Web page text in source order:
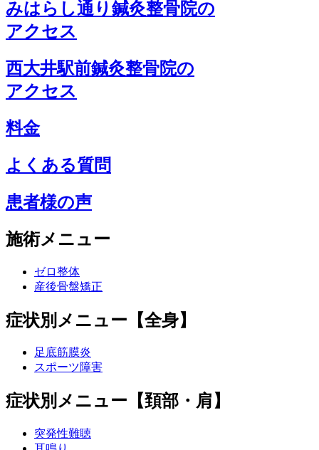
みはらし通り鍼灸整骨院の
アクセス
西大井駅前鍼灸整骨院の
アクセス
料金
よくある質問
患者様の声
施術メニュー
ゼロ整体
産後骨盤矯正
症状別メニュー【全身】
足底筋膜炎
スポーツ障害
症状別メニュー【頚部・肩】
突発性難聴